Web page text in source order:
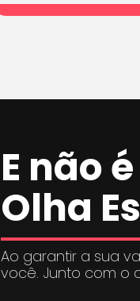
E não
Olha
Ao garantir a sua
você. Junto com o